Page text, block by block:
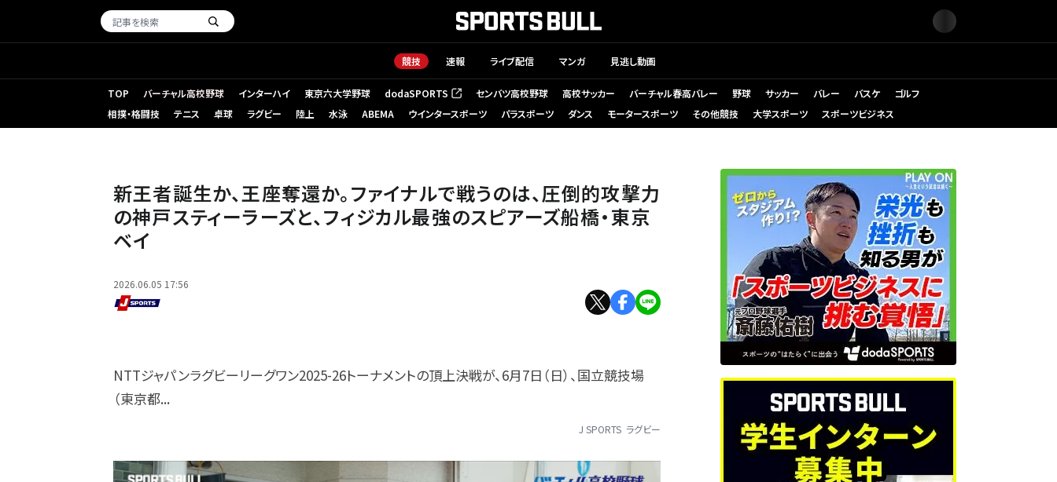
競技 速報 ライブ配信 マンガ 見逃し動画
TOP バーチャル高校野球 インターハイ 東京六大学野球 dodaSPORTS
（新しいタブで開く） センバツ高校野球 高校サッカー バーチャル春高バレー 野球 サッカー バレー バスケ
ゴルフ
相撲・格闘技
テニス 卓球 ラグビー 陸上 水泳 ABEMA ウインタースポーツ パラスポーツ ダンス モータースポーツ その他競技 大学スポーツ スポーツビジネス
新王者誕生か、王座奪還か。ファイナルで戦うのは、圧倒的攻撃力
の神戸スティーラーズと、フィジカル最強のスピアーズ船橋・東京
ベイ
2026.06.05 17:56
NTTジャパンラグビーリーグワン2025-26トーナメントの頂上決戦が、6月7日（日）、国立競技場
（東京都...
J SPORTS ラグビー